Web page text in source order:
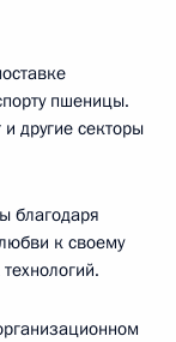
пшеницы.
другие секторы
благодаря
к своему